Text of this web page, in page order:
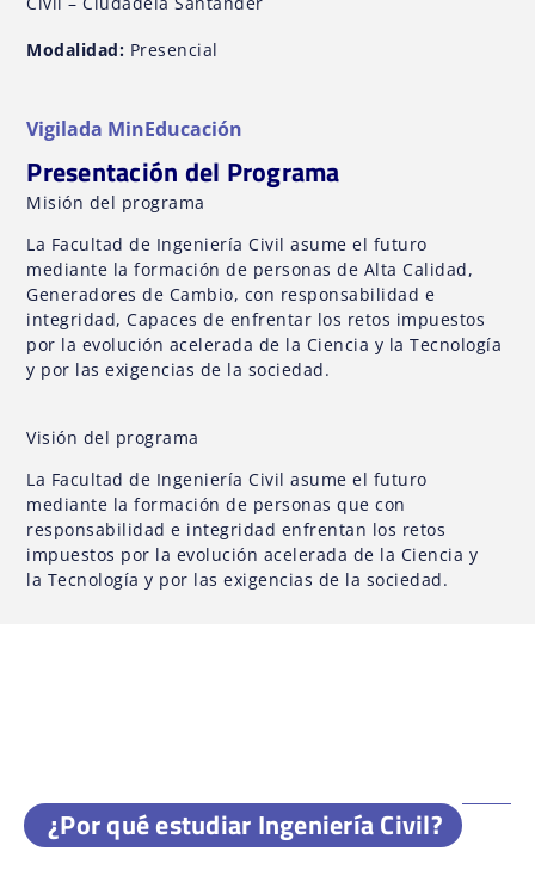
Modalidad: Presencial
Vigilada MinEducación
Presentación del Programa
Misión del programa
La Facultad de Ingeniería Civil asume el futuro
mediante la formación de personas de Alta Calidad,
Generadores de Cambio, con responsabilidad e
integridad, Capaces de enfrentar los retos impuestos
por la evolución acelerada de la Ciencia y la Tecnología
y por las exigencias de la sociedad.
Visión del programa
La Facultad de Ingeniería Civil asume el futuro
mediante la formación de personas que con
responsabilidad e integridad enfrentan los retos
impuestos por la evolución acelerada de la Ciencia y
la Tecnología y por las exigencias de la sociedad.
¿Por qué estudiar Ingeniería Civil?